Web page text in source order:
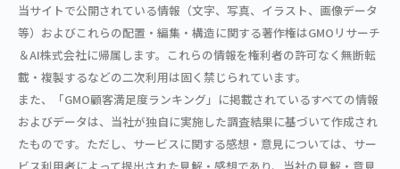
当サイトで公開されている情報（文字、写真、イラスト、画像データ
等）およびこれらの配置・編集・構造に関する著作権はGMOリサーチ
＆AI株式会社に帰属します。これらの情報を権利者の許可なく無断転
載・複製するなどの二次利用は固く禁じられています。
また、「GMO顧客満足度ランキング」に掲載されているすべての情報
およびデータは、当社が独自に実施した調査結果に基づいて作成され
たものです。ただし、サービスに関する感想・意見については、サー